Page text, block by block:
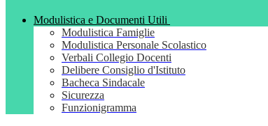
Modulistica e Documenti Utili
Modulistica Famiglie
Modulistica Personale Scolastico
Verbali Collegio Docenti
Delibere Consiglio d'Istituto
Bacheca Sindacale
Sicurezza
Funzionigramma